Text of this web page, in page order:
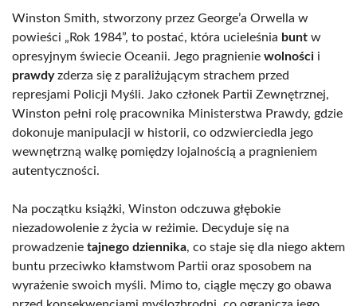
Winston Smith, stworzony przez George’a Orwella w
powieści „Rok 1984”, to postać, która ucieleśnia bunt w
opresyjnym świecie Oceanii. Jego pragnienie wolności i
prawdyzderza się z paraliżującym strachem przed
represjami Policji Myśli. Jako członek Partii Zewnętrznej,
Winston pełni rolę pracownika Ministerstwa Prawdy, gdzie
dokonuje manipulacji w historii, co odzwierciedla jego
wewnętrzną walkę pomiędzy lojalnością a pragnieniem
autentyczności.
Na początku książki, Winston odczuwa głębokie
niezadowolenie z życia w reżimie. Decyduje się na
prowadzenie tajnego dziennika, co staje się dla niego aktem
buntu przeciwko kłamstwom Partii oraz sposobem na
wyrażenie swoich myśli. Mimo to, ciągle męczy go obawa